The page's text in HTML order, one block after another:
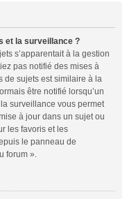
et la surveillance ?
s’apparentait à la gestion
pas notifié des mises à
de sujets est similaire à la
être notifié lorsqu’un
surveillance vous permet
à jour dans un sujet ou
les favoris et les
le panneau de
forum ».